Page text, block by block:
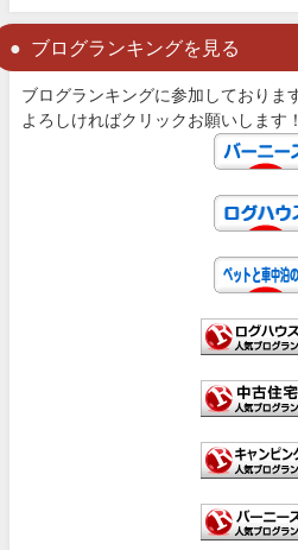
ブログランキングを見る
ブログランキングに参加しておりま
よろしければクリックお願いします！